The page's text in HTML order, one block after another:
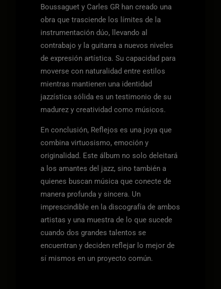
Boussaguet y Carles GR han creado una
obra que trasciende los límites de la
instrumentación dúo, llevando al
contrabajo y la guitarra a nuevos niveles
de expresión artística. Su capacidad para
moverse con naturalidad entre estilos
mientras mantienen una identidad
jazzística sólida es un testimonio de su
madurez y creatividad como músicos.
En conclusión, Reflejos es una joya que
combina virtuosismo, emoción y
originalidad. Este álbum no solo deleitará
a los amantes del jazz, sino también a
quienes buscan música que conecte de
manera profunda y sincera. Un
imprescindible en la discografía de ambos
artistas y una muestra de lo que sucede
cuando dos grandes talentos se
encuentran y deciden reflejar lo mejor de
sí mismos en un proyecto común.